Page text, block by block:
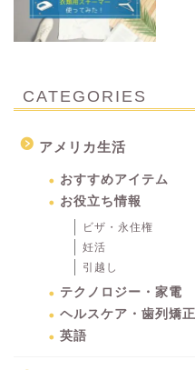
CATEGORIES
アメリカ生活
おすすめアイテム
お役立ち情報
ビザ・永住権
妊活
引越し
テクノロジー・家電
ヘルスケア・歯列矯正
英語